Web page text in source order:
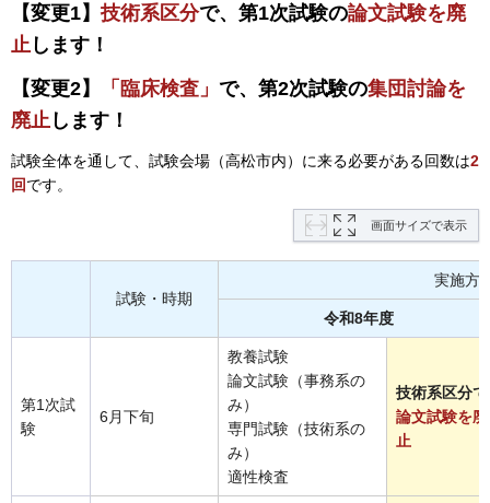
【変更1】技術系区分で、第1次試験の論文試験を廃
止 します！
【変更2】 「臨床検査」 で、第2次試験の集団討論を
廃止 します！
試験全体を通して、試験会場（高松市内）に来る必要がある回数は2
回です。
画面サイズで表示
試験・時期
実施方
令和8年度
第1次試
験
6月下旬
教養試験
論文試験（事務系の
み）
専門試験（技術系の
み）
適性検査
技術系区分で
論文試験を廃
止